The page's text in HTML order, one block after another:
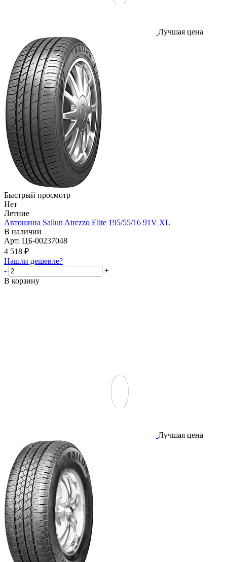
Лучшая цена
Быстрый просмотр
Нет
Летние
Автошина Sailun Atrezzo Elite 195/55/16 91V XL
В наличии
Арт: ЦБ-00237048
4 518 ₽
Нашли дешевле?
-
+
В корзину
Лучшая цена